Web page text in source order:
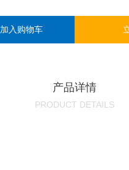
加入购物车
产品详情
PRODUCT DETAILS